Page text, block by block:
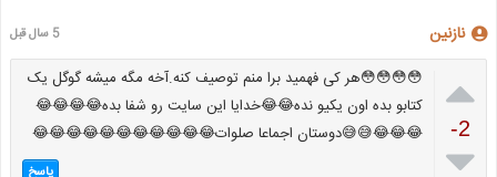
نازنین 5 سال قبل

-2

😳😳😳😳هر کی فهمید برا منم توصیف کنه.آخه مگه میشه گوگل یک
کتابو بده اون یکیو نده😂😂خدایا این سایت رو شفا بده😂😂😂😂
😂😂😂😅😅دوستان اجماعا صلوات😂😂😂😂😂😂😂😂😂😂😂
پاسخ